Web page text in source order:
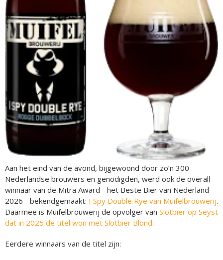
Aan het eind van de avond, bijgewoond door zo’n 300
Nederlandse brouwers en genodigden, werd ook de overall
winnaar van de Mitra Award - het Beste Bier van Nederland
2026 - bekendgemaakt: I Spy Double Rye van Muifelbrouwerij.
Daarmee is Muifelbrouwerij de opvolger van Slotbier op Seyst
dat in 2025 de titel won met Slotbier Blond.
Eerdere winnaars van de titel zijn: